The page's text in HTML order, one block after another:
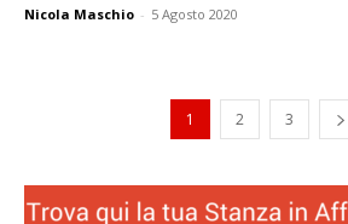
Nicola Maschio - 5 Agosto 2020
1 2 3